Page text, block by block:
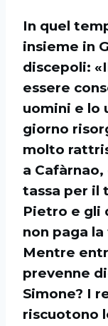
In quel
insieme in
discepoli:
essere
uomini e lo
giorno
molto
a
tassa per il
Pietro e gli
non paga la
Mentre
prevenne
Simone? I
riscuotono